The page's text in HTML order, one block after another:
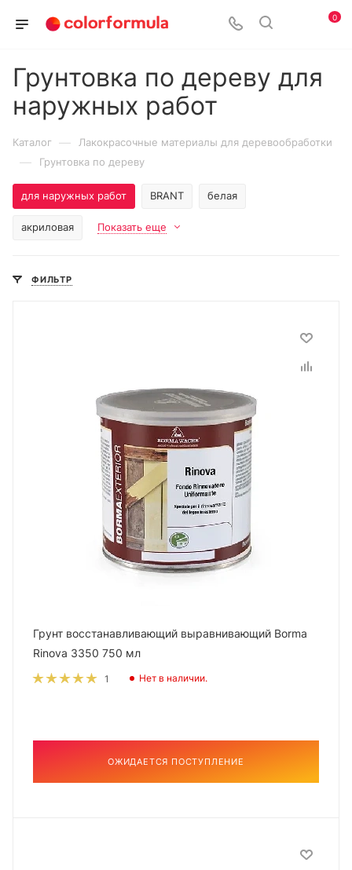
0
Грунтовка по дереву для
наружных работ
Каталог — Лакокрасочные материалы для деревообработки
— Грунтовка по дереву
BRANT белая
акриловая
для наружных работ
Показать еще
ФИЛЬТР
Грунт восстанавливающий выравнивающий Borma
Rinova 3350 750 мл
1 Нет в наличии.
ОЖИДАЕТСЯ ПОСТУПЛЕНИЕ